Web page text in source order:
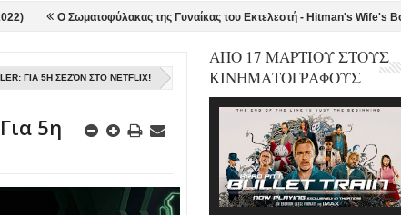
Ο Σωματοφύλακας της Γυναίκας του Εκτελεστή - Hitman's Wife's
ΓΙΑ 5Η ΣΕΖΌΝ ΣΤΟ NETFLIX!
5η
ΑΠΟ 17 ΜΑΡΤΙΟΥ ΣΤΟΥΣ
ΚΙΝΗΜΑΤΟΓΡΑΦΟΥΣ